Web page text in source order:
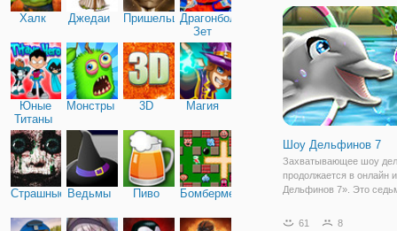
Халк Джедаи ПришельцыДрагонболл
Зет
Юные
Титаны
Монстры 3D Магия
Страшные Ведьмы Пиво Бомбермен
спокойной атмосферой
и
Шоу Дельфинов 7
Захватывающее шоу
продолжается в онлайн
Дельфинов 7». Это
которые доступны не
61 8